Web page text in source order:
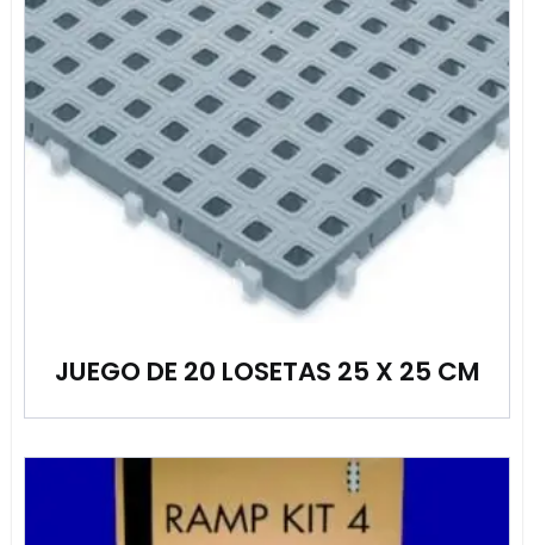
JUEGO DE 20 LOSETAS 25 X 25 CM